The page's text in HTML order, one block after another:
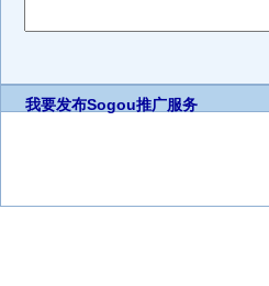
我要发布Sogou推广服务